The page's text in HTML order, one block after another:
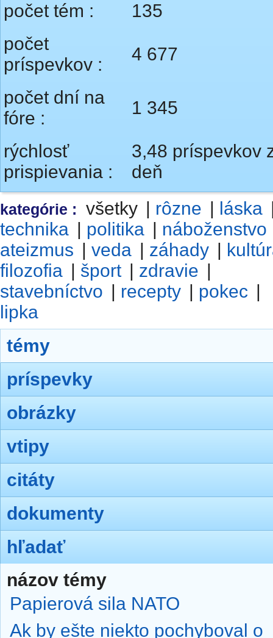
počet tém :
135
počet
príspevkov :
4 677
počet dní na
fóre :
1 345
rýchlosť
prispievania :
3,48 príspevkov
deň
kategórie : všetky | rôzne | láska
technika | politika | náboženstvo
ateizmus | veda | záhady |
filozofia | šport | zdravie |
stavebníctvo | recepty | pokec |
lipka
témy
príspevky
obrázky
vtipy
citáty
dokumenty
hľadať
názov témy
Papierová sila NATO
Ak by ešte niekto pochyboval o